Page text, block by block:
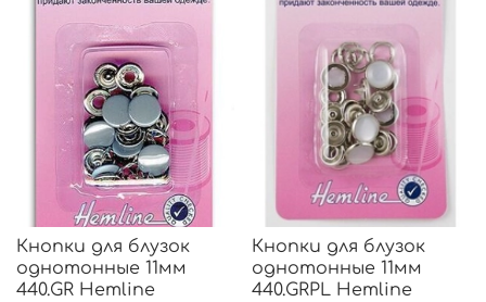
Кнопки для блузок
однотонные 11мм
440.GR Hemline
Кнопки для блузок
однотонные 11мм
440.GRPL Hemline